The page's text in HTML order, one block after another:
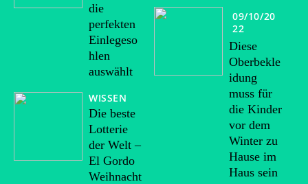
die
perfekten
Einlegeso
hlen
auswählt
WISSEN
Die beste
Lotterie
der Welt –
El Gordo
Weihnacht
09/10/20
22
Diese
Oberbekle
idung
muss für
die Kinder
vor dem
Winter zu
Hause im
Haus sein